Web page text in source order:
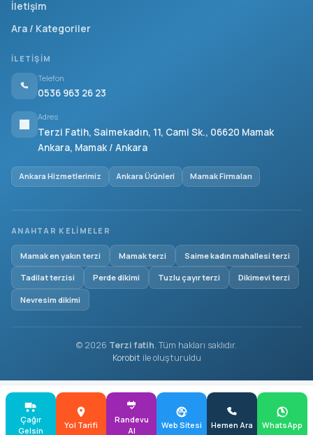
İletişim
Ara / Kategoriler
İLETIŞIM
Telefon
0536 963 26 23
Adres
Terzi Fatih, Saimekadın, 11, Cami Sk., 06620 Mamak
Ankara, Mamak / Ankara
Ankara Hizmetlerimiz Ankara Ürünleri Mamak Firmaları
ANAHTAR KELIMELER
Mamak en yakın terzi Mamak terzi Saime kadın mahallesi terzi
Tadilat terzisi Perde dikimi Tuzlu çayır terzi Dikimevi terzi
Nevresim dikimi
© 2026 Terzi fatih. Tüm hakları saklıdır.
Korobit ile oluşturuldu
Çağır
Gelsin
Yol Tarifi
Randevu
Al
Web Sitesi Hemen Ara WhatsApp
Blog